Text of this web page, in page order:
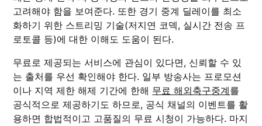
고려해야 함을 보여준다. 또한 경기 중계 딜레이를 최소
화하기 위한 스트리밍 기술(저지연 코덱, 실시간 전송 프
로토콜 등)에 대한 이해도 도움이 된다.
무료로 제공되는 서비스에 관심이 있다면, 신뢰할 수 있
는 출처를 우선 확인해야 한다. 일부 방송사는 프로모션
이나 지역 제한 해제 기간에 한해 무료 해외축구중계를
공식적으로 제공하기도 하므로, 공식 채널의 이벤트를 활
용하면 합법적이고 고품질의 무료 시청이 가능하다. 마지